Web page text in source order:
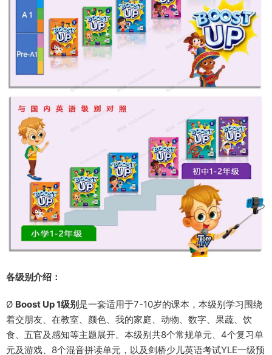
各级别介绍：
Ø Boost Up 1级别 是一套适用于7-10岁的课本，本级别学习围绕
着交朋友、在教室、颜色、我的家庭、动物、数字、果蔬、饮
食、五官及感知等主题展开。本级别共8个常规单元、4个复习单
元及游戏、8个混音拼读单元，以及剑桥少儿英语考试YLE一级预